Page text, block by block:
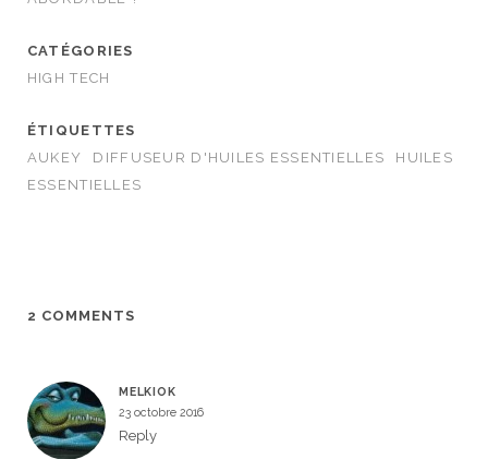
CATÉGORIES
HIGH TECH
ÉTIQUETTES
AUKEY
DIFFUSEUR D'HUILES ESSENTIELLES
HUILES
ESSENTIELLES
2 COMMENTS
MELKIOK
23 octobre 2016
Reply